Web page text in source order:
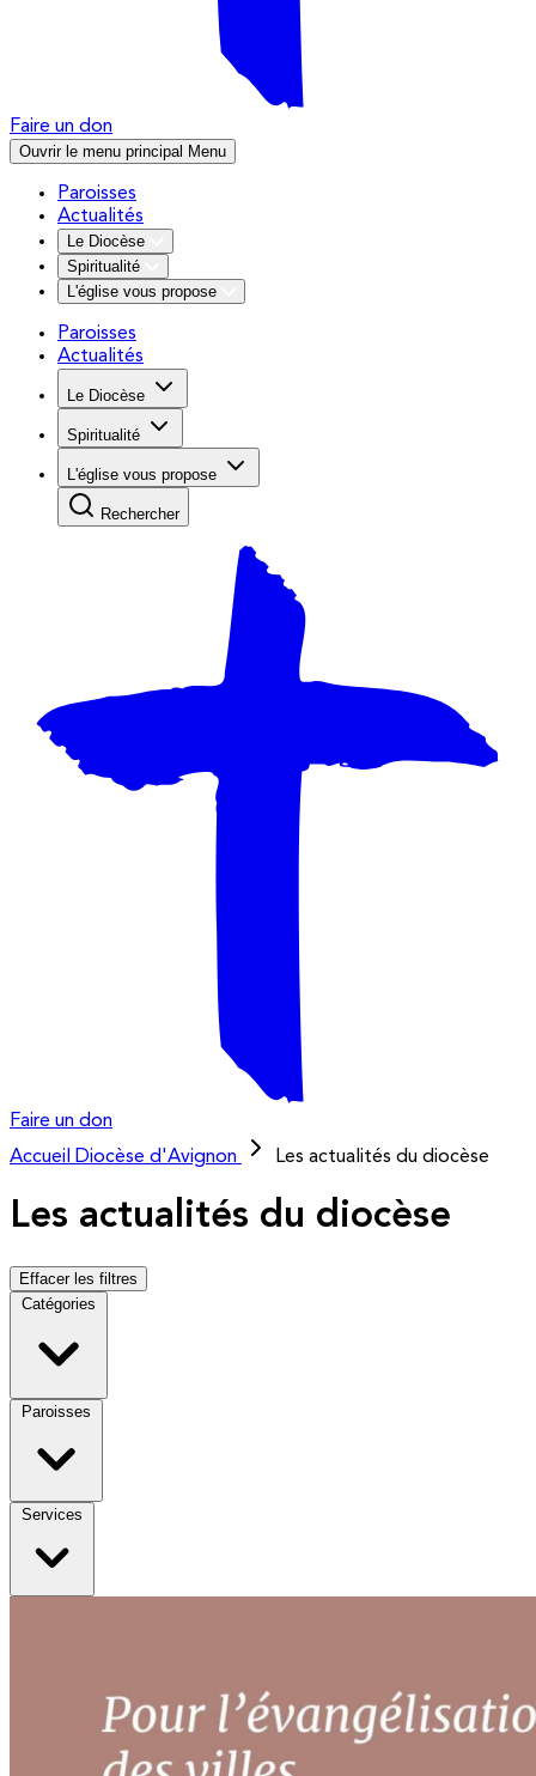
Faire un don
Ouvrir le menu principal Menu
Paroisses
Actualités
Le Diocèse
Spiritualité
L'église vous propose
Paroisses
Actualités
Le Diocèse
Spiritualité
L'église vous propose
Rechercher
Faire un don
Accueil
Diocèse d'Avignon Les actualités du diocèse
Les actualités du diocèse
Effacer les filtres
Catégories
Paroisses
Services